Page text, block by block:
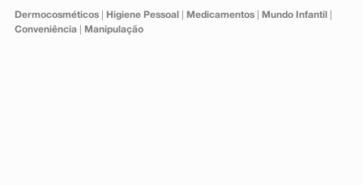
Dermocosméticos| Higiene Pessoal Medicamentos| Mundo Infantil
Conveniência| Manipulação